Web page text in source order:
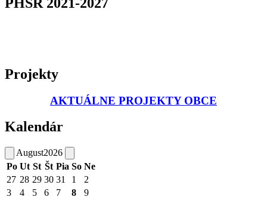
Projekty
AKTUÁLNE PROJEKTY OBCE
Kalendár
August2026
Po Ut St Št Pia So Ne
27 28 29 30 31 1
2
3
4 5 6 7 8
9